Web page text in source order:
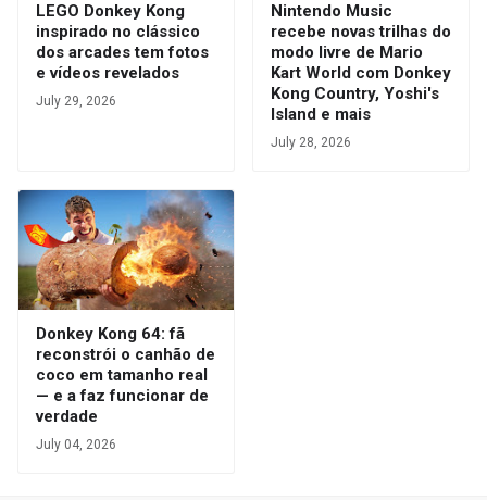
LEGO Donkey Kong
inspirado no clássico
dos arcades tem fotos
e vídeos revelados
July 29, 2026
Nintendo Music
recebe novas trilhas do
modo livre de Mario
Kart World com Donkey
Kong Country, Yoshi's
Island e mais
July 28, 2026
Donkey Kong 64: fã
reconstrói o canhão de
coco em tamanho real
— e a faz funcionar de
verdade
July 04, 2026